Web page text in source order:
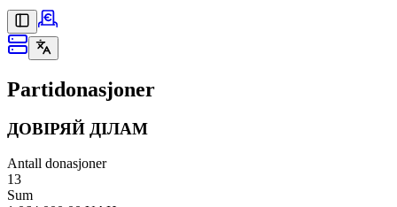
Partidonasjoner
ДОВІРЯЙ ДІЛАМ
Antall donasjoner
13
Sum